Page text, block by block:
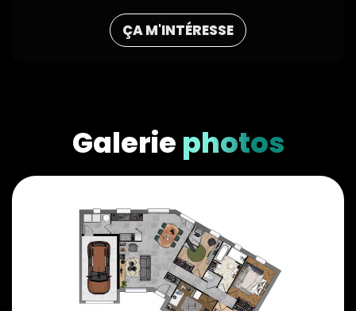
ÇA M'INTÉRESSE
Galerie photos